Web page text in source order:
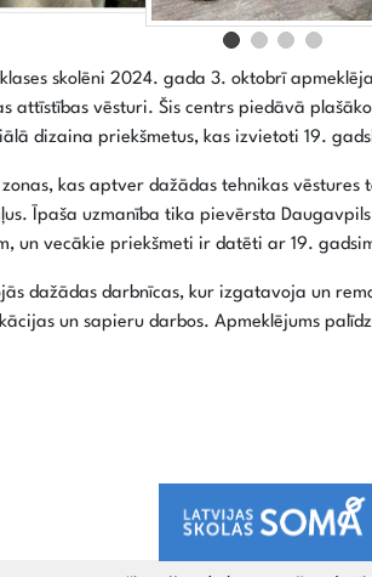
skolēni 2024. gada 3. oktobrī
attīstības vēsturi. Šis centrs piedāvā
dizaina priekšmetus, kas izvietoti 19.
kas aptver dažādas tehnikas
Īpaša uzmanība tika pievērsta
un vecākie priekšmeti ir datēti ar 19.
dažādas darbnīcas, kur izgatavoja un
un sapieru darbos. Apmeklējums